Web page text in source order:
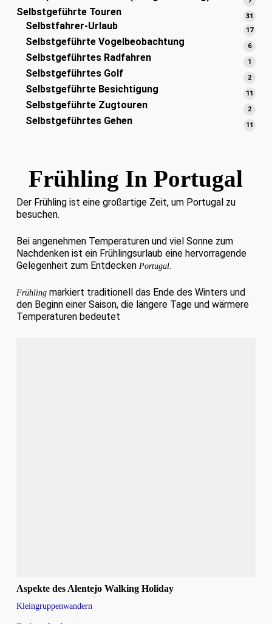
Selbstgeführte Touren 31
Selbstfahrer-Urlaub 1717
Selbstgeführte Vogelbeobachtung 66
Selbstgeführtes Radfahren 1
Selbstgeführtes Golf 22
Selbstgeführte Besichtigung 11
Selbstgeführte Zugtouren 22
Selbstgeführtes Gehen 11
Frühling In Portugal
Der Frühling ist eine großartige Zeit, um Portugal zu
besuchen.
Bei angenehmen Temperaturen und viel Sonne zum
Nachdenken ist ein Frühlingsurlaub eine hervorragende
Gelegenheit zum Entdecken Portugal.
Frühlingmarkiert traditionell das Ende des Winters und
den Beginn einer Saison, die längere Tage und wärmere
Temperaturen bedeutet
Aspekte des Alentejo Walking Holiday
Kleingruppenwandern